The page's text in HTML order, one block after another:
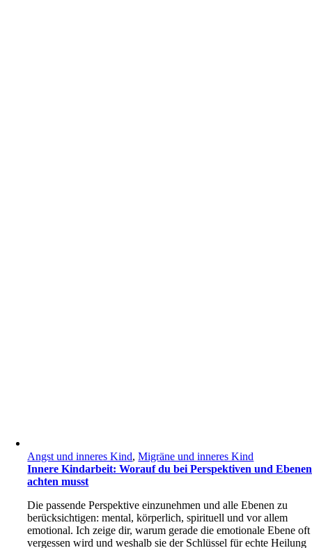
Angst und inneres Kind,Migräne und inneres Kind
Innere Kindarbeit: Worauf du bei Perspektiven und Ebenen
achten musst
Die passende Perspektive einzunehmen und alle Ebenen zu
berücksichtigen: mental, körperlich, spirituell und vor allem
emotional. Ich zeige dir, warum gerade die emotionale Ebene oft
vergessen wird und weshalb sie der Schlüssel für echte Heilung